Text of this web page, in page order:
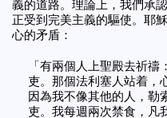
義的道路。理論上，我們承
正受到完美主義的驅使。耶
心的矛盾：
「有兩個人上聖殿去祈
吏。那個法利塞人站着，
因為我不像其他的人，勒
吏。我每週兩次禁食，凡